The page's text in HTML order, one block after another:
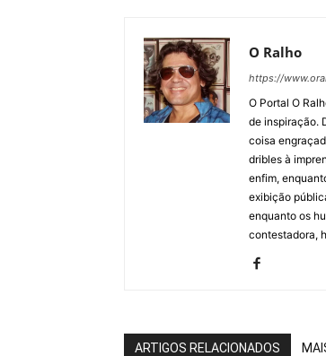
O Ralho
https://
O Portal O
de inspiração.
coisa
dribles à
enfim,
exibição
enquanto os
contestadora,
ARTIGOS RELACIONADOS